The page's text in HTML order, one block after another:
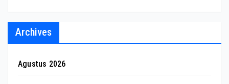
Archives
Agustus 2026